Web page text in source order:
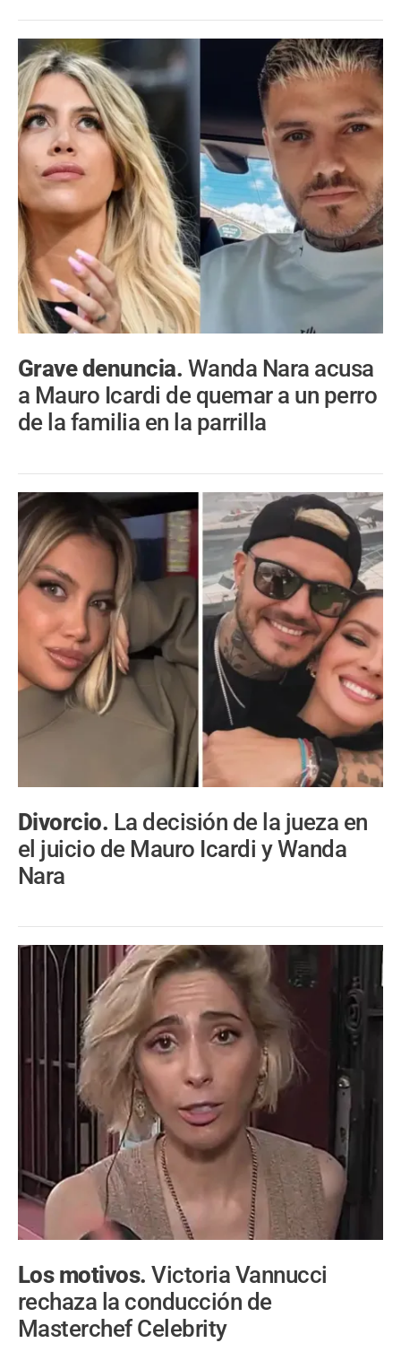
Grave denuncia. Wanda Nara acusa
a Mauro Icardi de quemar a un perro
de la familia en la parrilla
Divorcio. La decisión de la jueza en
el juicio de Mauro Icardi y Wanda
Nara
Los motivos.Victoria Vannucci
rechaza la conducción de
Masterchef Celebrity